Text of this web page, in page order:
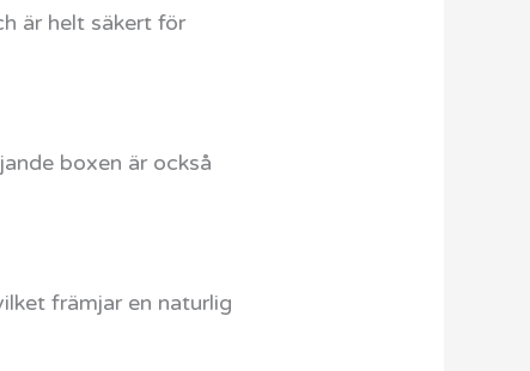
är helt säkert för
boxen är också
främjar en naturlig